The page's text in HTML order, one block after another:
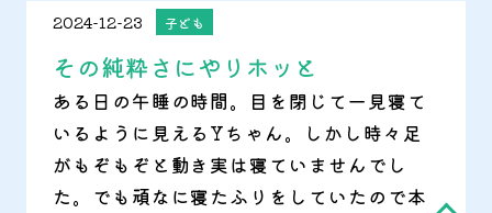
2024-12-23 子ども
その純粋さにやりホッと
ある日の午睡の時間。目を閉じて一見寝て
いるように見えるYちゃん。しかし時々足
がもぞもぞと動き実は寝ていませんでし
た。でも頑なに寝たふりをしていたので本